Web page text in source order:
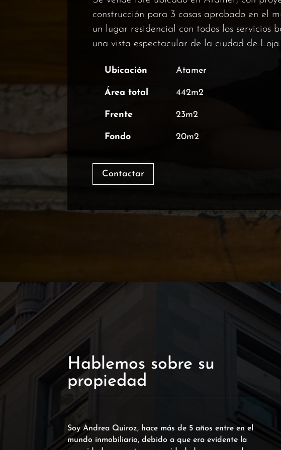
construcción para 3 casas aprobado en el
un lugar residencial con todos los servicios
una vista espectacular de la ciudad de Loja.
Ubicación Atamer
Área total 442m2
Frente 23m2
Fondo 20m2
Contactar
Hablemos sobre su
propiedad
Soy Andrea Quiroz, hace más de 5 años entre en el
mundo inmobiliario, debido a que era evidente la